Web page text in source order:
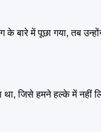
बारे में पूछा गया, तब
जिसे हमने हल्के में नहीं